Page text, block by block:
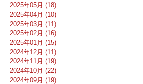
2025年05月 (18)
2025年04月 (10)
2025年03月 (11)
2025年02月 (16)
2025年01月 (15)
2024年12月 (11)
2024年11月 (19)
2024年10月 (22)
2024年09月 (19)